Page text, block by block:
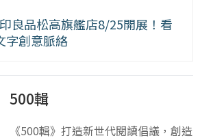
良品松高旗艦店8/25開展！看
字創意脈絡
500輯
《500輯》打造新世代閱讀倡議，創造